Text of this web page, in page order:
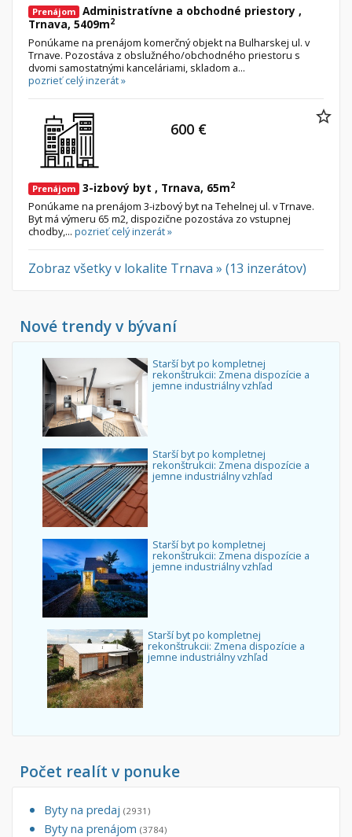
Prenájom Administratívne a obchodné priestory ,
Trnava, 5409m2
Ponúkame na prenájom komerčný objekt na Bulharskej ul. v
Trnave. Pozostáva z obslužného/obchodného priestoru s
dvomi samostatnými kanceláriami, skladom a...
pozrieť celý inzerát »
Prenájom 3-izbový byt , Trnava, 65m2
Ponúkame na prenájom 3-izbový byt na Tehelnej ul. v Trnave.
Byt má výmeru 65 m2, dispozične pozostáva zo vstupnej
chodby,... pozrieť celý inzerát »
600 €
Zobraz všetky v lokalite Trnava » (13 inzerátov)
Nové trendy v bývaní
Starší byt po kompletnej
rekonštrukcii: Zmena dispozície a
jemne industriálny vzhľad
Starší byt po kompletnej
rekonštrukcii: Zmena dispozície a
jemne industriálny vzhľad
Starší byt po kompletnej
rekonštrukcii: Zmena dispozície a
jemne industriálny vzhľad
Starší byt po kompletnej
rekonštrukcii: Zmena dispozície a
jemne industriálny vzhľad
Počet realít v ponuke
Byty na predaj (2931)
Byty na prenájom (3784)